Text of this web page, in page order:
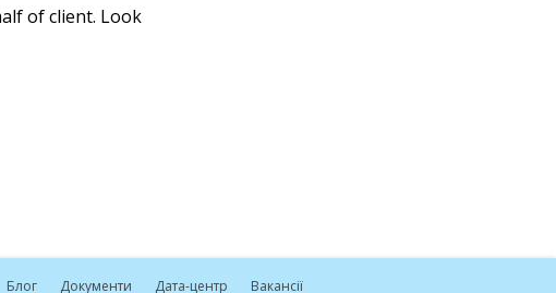
of client. Look
Блог Документи Дата-центр Вакансії